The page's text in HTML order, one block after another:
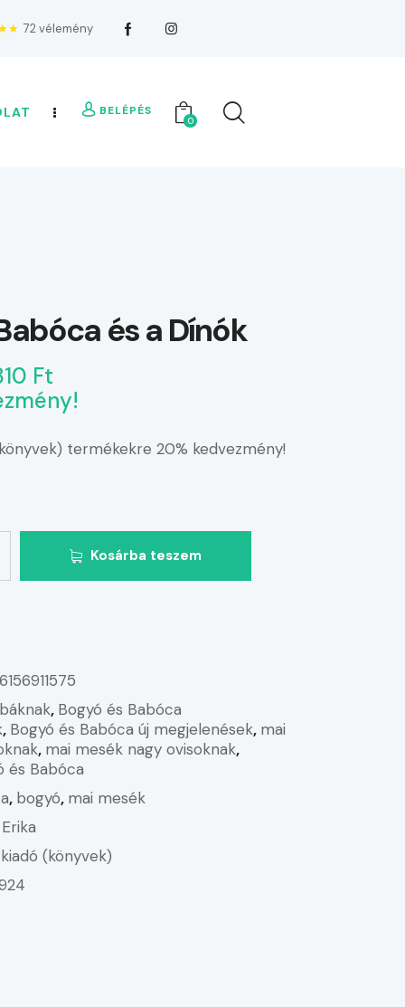
72 vélemény
BELÉPÉS
0
és a Dínók
Ft
termékekre 20% kedvezmény!
Kosárba teszem
, Bogyó és Babóca
, Bogyó és Babóca új megjelenések, mai
, mai mesék nagy ovisoknak,
és Babóca
, bogyó, mai mesék
(könyvek)